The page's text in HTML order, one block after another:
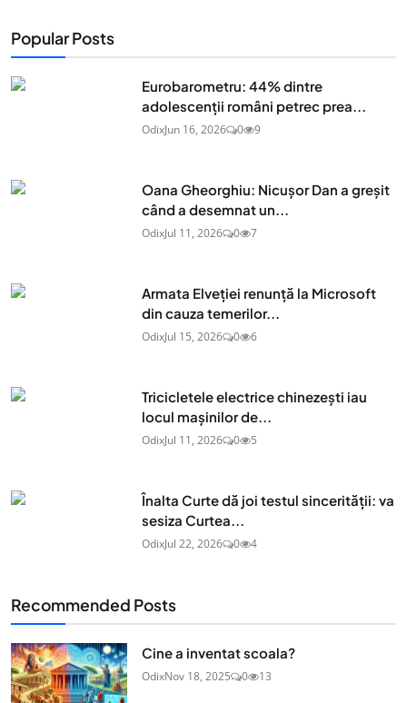
Popular Posts
Eurobarometru: 44% dintre
adolescenţii români petrec prea...
OdixJun 16, 2026 0 9
Oana Gheorghiu: Nicușor Dan a greșit
când a desemnat un...
OdixJul 11, 2026 0 7
Armata Elveției renunță la Microsoft
din cauza temerilor...
OdixJul 15, 2026 0 6
Tricicletele electrice chinezești iau
locul mașinilor de...
OdixJul 11, 2026 0 5
Înalta Curte dă joi testul sincerității: va
sesiza Curtea...
OdixJul 22, 2026 0 4
Recommended Posts
Cine a inventat scoala?
OdixNov 18, 2025 0 13